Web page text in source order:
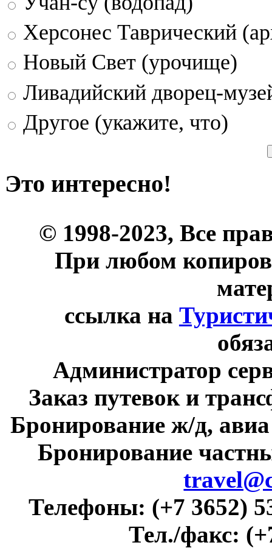
Херсонес Таврический
Новый Свет (урочище)
Ливадийский дворец-
Другое (укажите, что)
Это интересно!
© 1998-2023, Все
При любом
ссылка на
Администратор
Заказ путевок и
Бронирование ж/д,
Бронирование
Телефоны: (+7 3652)
Тел./факс: